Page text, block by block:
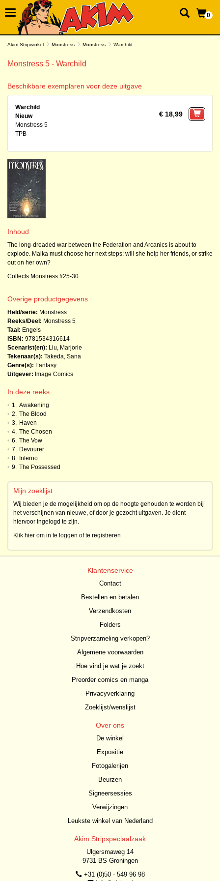
0
Akim Stripwinkel Monstress Monstress Warchild
Monstress 5 - Warchild
Beschikbare exemplaren voor deze uitgave
Warchild
Nieuw
Monstress 5
TPB
€ 18,99
Inhoud
The long-dreaded war between the Federation and Arcanics is about to
explode. Maika must choose her next steps: will she help her friends, or strike
out on her own?
Collects Monstress #25-30
Overige productgegevens
Held/serie: Monstress
Reeks/Deel: Monstress 5
Taal: Engels
ISBN: 9781534316614
Scenarist(en): Liu, Marjorie
Tekenaar(s): Takeda, Sana
Genre(s): Fantasy
Uitgever: Image Comics
In deze reeks
• 1. Awakening
• 2. The Blood
• 3. Haven
• 4. The Chosen
• 6. The Vow
• 7. Devourer
• 8. Inferno
• 9. The Possessed
Mijn zoeklijst
Wij bieden je de mogelijkheid om op de hoogte gehouden te worden bij
het verschijnen van nieuwe, of door je gezocht uitgaven. Je dient
hiervoor ingelogd te zijn.
Klik hier om in te loggen of te registreren
Klantenservice
Contact
Bestellen en betalen
Verzendkosten
Folders
Stripverzameling verkopen?
Algemene voorwaarden
Hoe vind je wat je zoekt
Preorder comics en manga
Privacyverklaring
Zoeklijst/wenslijst
Over ons
De winkel
Expositie
Fotogalerijen
Beurzen
Signeersessies
Verwijzingen
Leukste winkel van Nederland
Akim Stripspeciaalzaak
Ulgersmaweg 14
9731 BS Groningen
+31 (0)50 - 549 96 98